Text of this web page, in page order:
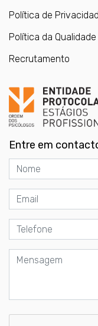
Política de
Política da Qualidade
Recrutamento
Entre em